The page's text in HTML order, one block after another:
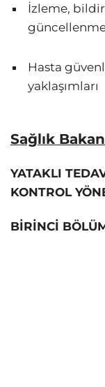
İzleme,
Hasta
yaklaşımları
Sağlık
YATAKLI
KONTROL
BİRİNCİ